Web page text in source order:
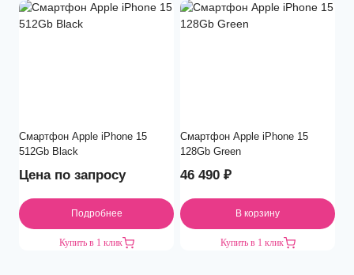
Смартфон Apple iPhone 15
512Gb Black
Цена по запросу
Подробнее
Купить в 1 клик
Смартфон Apple iPhone 15
128Gb Green
46 490 ₽
В корзину
Купить в 1 клик